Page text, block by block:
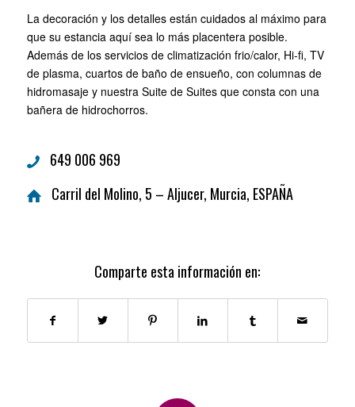
La decoración y los detalles están cuidados al máximo para
que su estancia aquí sea lo más placentera posible.
Además de los servicios de climatización frio/calor, Hi-fi, TV
de plasma, cuartos de baño de ensueño, con columnas de
hidromasaje y nuestra Suite de Suites que consta con una
bañera de hidrochorros.
649 006 969
Carril del Molino, 5 – Aljucer, Murcia, ESPAÑA
Comparte esta información en: